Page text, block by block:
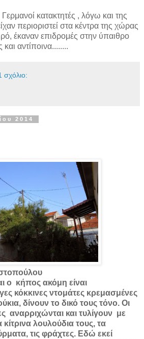
κατακτητές , λόγω και της
περιοριστεί στα κέντρα της χώρας
έκαναν επιδρομές στην ύπαιθρο
αντίποινα........
σχόλιο:
2014
ο κήπος ακόμη είναι
κόκκινες ντομάτες κρεμασμένες
δίνουν το δικό τους τόνο. Οι
αναρριχώνται και τυλίγουν με
λουλούδια τους, τα
τις φράχτες. Εδώ εκεί